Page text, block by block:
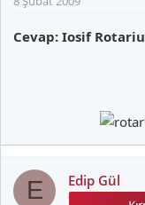
Cevap: Iosif Rotariu
E Edip Gül